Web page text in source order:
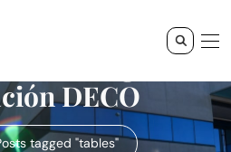
catálogo
DECO
tagged "tables"